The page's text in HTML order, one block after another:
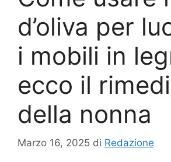
d’oliva per
i mobili in
ecco il
della nonna
Marzo 16, 2025 di Redazione